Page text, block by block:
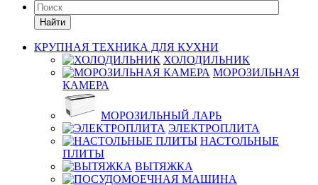
Найти
КРУПНАЯ ТЕХНИКА ДЛЯ КУХНИ
ХОЛОДИЛЬНИК
МОРОЗИЛЬНАЯ
КАМЕРА
МОРОЗИЛЬНЫЙ ЛАРЬ
ЭЛЕКТРОПЛИТА
НАСТОЛЬНЫЕ
ПЛИТЫ
ВЫТЯЖКА